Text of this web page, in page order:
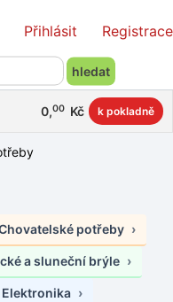
Přihlásit Registrace
0,00 Kč k pokladně
potřeby
a sluneční brýle
Elektronika